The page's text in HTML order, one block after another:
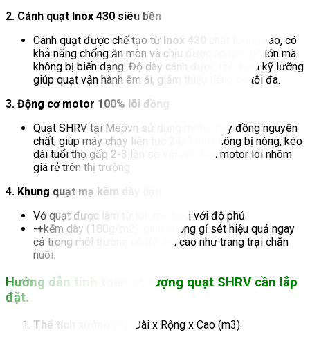
2. Cánh quạt Inox 430 siêu bền
Cánh quạt được chế tạo từ Inox 430
chất lượng cao, có
khả năng chống ăn mòn và chịu được áp lực gió lớn mà
không bị biến dạng. Độ dày cánh được tính toán kỹ lưỡng
giúp quạt vận hành êm ái, giảm thiểu tiếng ồn tối đa.
3. Động cơ motor 100% lõi đồng
Quạt SHRV tại Mepvn sử dụng motor dây đồng nguyên
chất, giúp máy chạy liên tục 24/7 mà không bị nóng, kéo
dài tuổi thọ gấp 2-3 lần so với các loại motor lõi nhôm
giá rẻ trên thị trường.
4. Khung quạt mạ kẽm dày dặn
Vỏ quạt được làm từ tôn mạ kẽm với độ phủ
-+kẽm dày (180g/m2
), giúp chống gỉ sét hiệu quả ngay
cả trong môi trường có độ ẩm cao như trang trại chăn
nuôi.
Hướng dẫn tính toán số lượng quạt SHRV cần lắp
đặt.
Thể tích xưởng (V): Dài x Rộng x Cao (m3)